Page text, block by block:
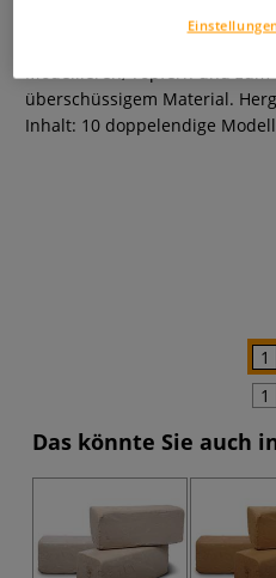
Modellieren, Töpfern und zum
überschüssigem Material.
Inhalt: 10 doppelendige
Das könnte Sie auch